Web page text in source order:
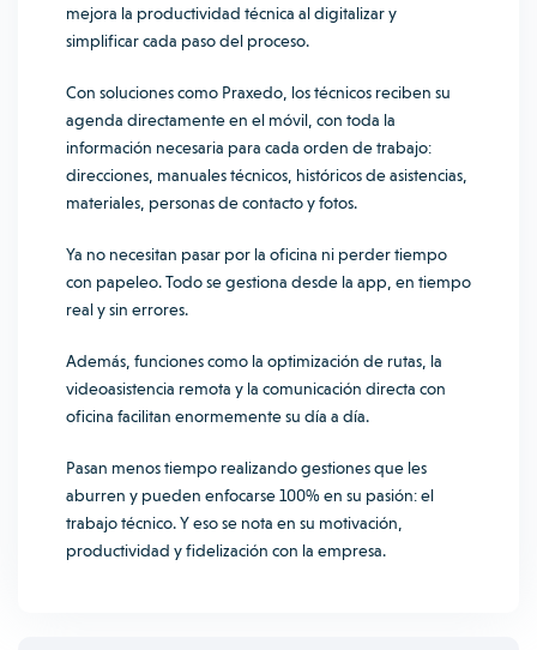
mejora la productividad técnica al digitalizar y
simplificar cada paso del proceso.
Con soluciones como Praxedo, los técnicos reciben su
agenda directamente en el móvil, con toda la
información necesaria para cada orden de trabajo:
direcciones, manuales técnicos, históricos de asistencias,
materiales, personas de contacto y fotos.
Ya no necesitan pasar por la oficina ni perder tiempo
con papeleo. Todo se gestiona desde la app, en tiempo
real y sin errores.
Además, funciones como la optimización de rutas, la
videoasistencia remota y la comunicación directa con
oficina facilitan enormemente su día a día.
Pasan menos tiempo realizando gestiones que les
aburren y pueden enfocarse 100% en su pasión: el
trabajo técnico. Y eso se nota en su motivación,
productividad y fidelización con la empresa.